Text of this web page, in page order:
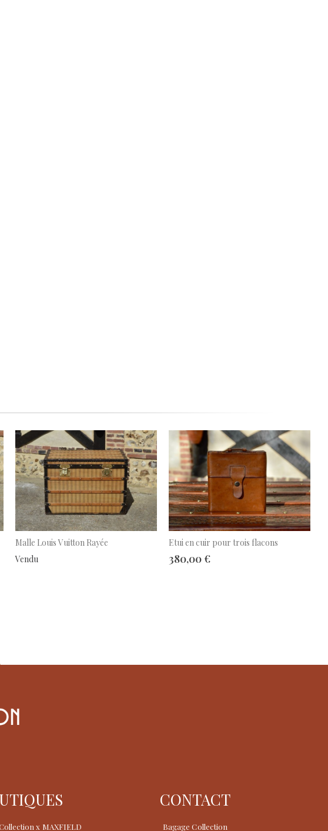
Malle Louis Vuitton Rayée
Vendu
Etui en cuir pour trois flacons
380,00 €
x MAXFIELD
CONTACT
Bagage Collection